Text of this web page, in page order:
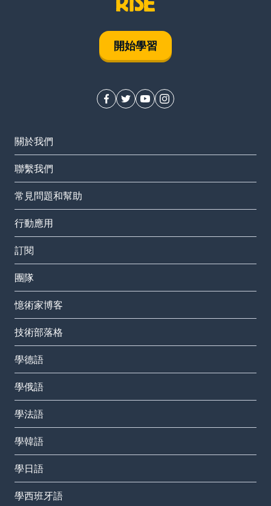
開始學習
關於我們
聯繫我們
常見問題和幫助
行動應用
訂閱
團隊
憶術家博客
技術部落格
學德語
學俄語
學法語
學韓語
學日語
學西班牙語